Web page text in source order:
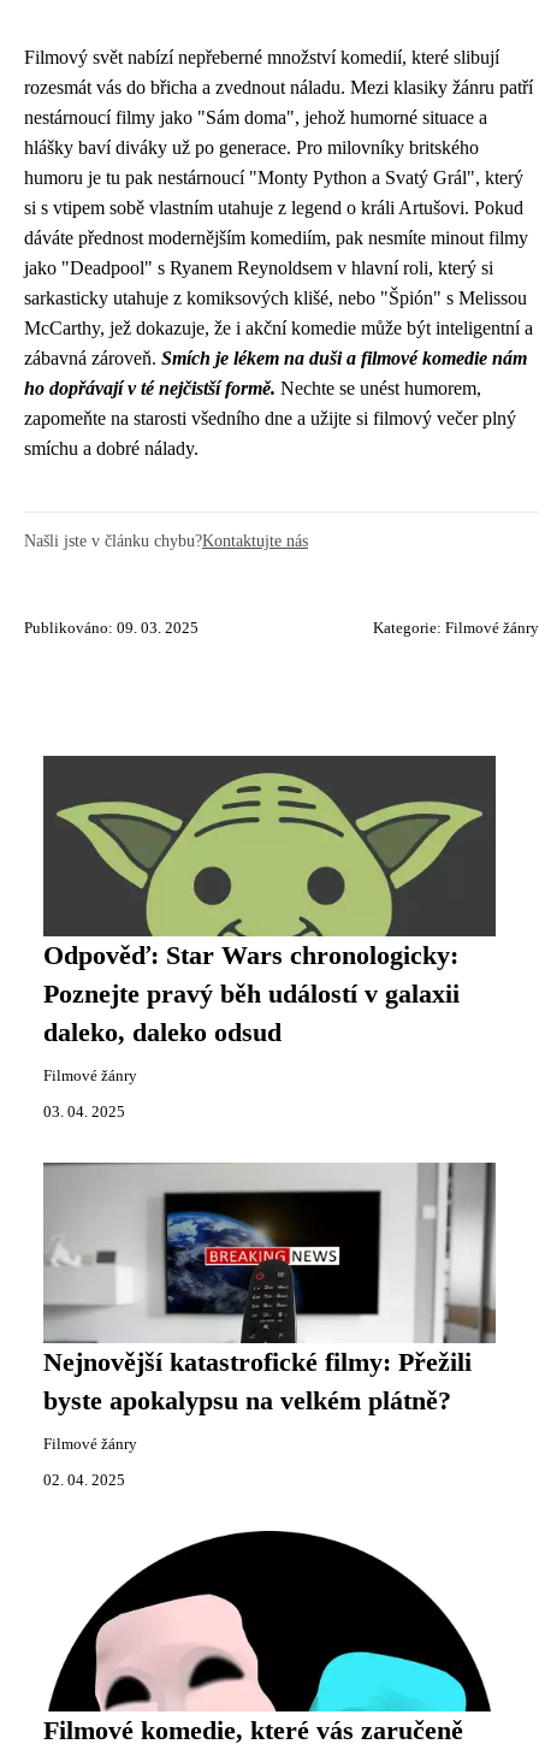
Filmový svět nabízí nepřeberné množství komedií, které slibují
rozesmát vás do břicha a zvednout náladu. Mezi klasiky žánru patří
nestárnoucí filmy jako "Sám doma", jehož humorné situace a
hlášky baví diváky už po generace. Pro milovníky britského
humoru je tu pak nestárnoucí "Monty Python a Svatý Grál", který
si s vtipem sobě vlastním utahuje z legend o králi Artušovi. Pokud
dáváte přednost modernějším komediím, pak nesmíte minout filmy
jako "Deadpool" s Ryanem Reynoldsem v hlavní roli, který si
sarkasticky utahuje z komiksových klišé, nebo "Špión" s Melissou
McCarthy, jež dokazuje, že i akční komedie může být inteligentní a
zábavná zároveň. Smích je lékem na duši a filmové komedie nám
ho dopřávají v té nejčistší formě. Nechte se unést humorem,
zapomeňte na starosti všedního dne a užijte si filmový večer plný
smíchu a dobré nálady.
Našli jste v článku chybu?Kontaktujte nás
Publikováno: 09. 03. 2025 Kategorie: Filmové žánry
Odpověď: Star Wars chronologicky:
Poznejte pravý běh událostí v galaxii
daleko, daleko odsud
Filmové žánry
03. 04. 2025
Nejnovější katastrofické filmy: Přežili
byste apokalypsu na velkém plátně?
Filmové žánry
02. 04. 2025
Filmové komedie, které vás zaručeně